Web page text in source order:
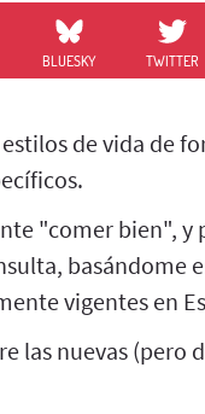
BLUESKY TWITTER
de vida de
"comer bien", y
basándome
vigentes en
las nuevas (pero